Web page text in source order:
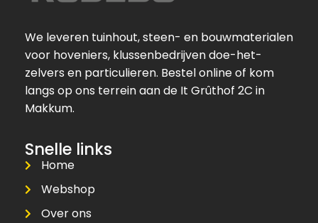
We leveren tuinhout, steen- en bouwmaterialen
voor hoveniers, klussenbedrijven doe-het-
zelvers en particulieren. Bestel online of kom
langs op ons terrein aan de It Grûthof 2C in
Makkum.
Snelle links
Home
Webshop
Over ons